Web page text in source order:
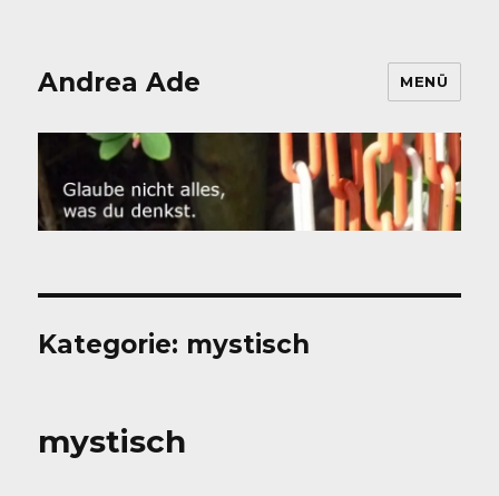
Andrea Ade MENÜ
Kategorie: mystisch
mystisch